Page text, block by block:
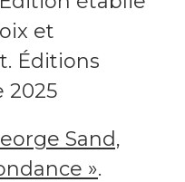
et
Éditions
2025
Sand,
».